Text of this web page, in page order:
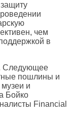
чем
в
Следующее
пошлины и
и
Бойко
Financial